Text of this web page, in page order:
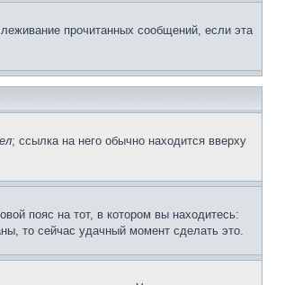
прочитанных сообщений, если эта
; ссылка на него обычно находится вверху
пояс на тот, в котором вы находитесь:
то сейчас удачный момент сделать это.